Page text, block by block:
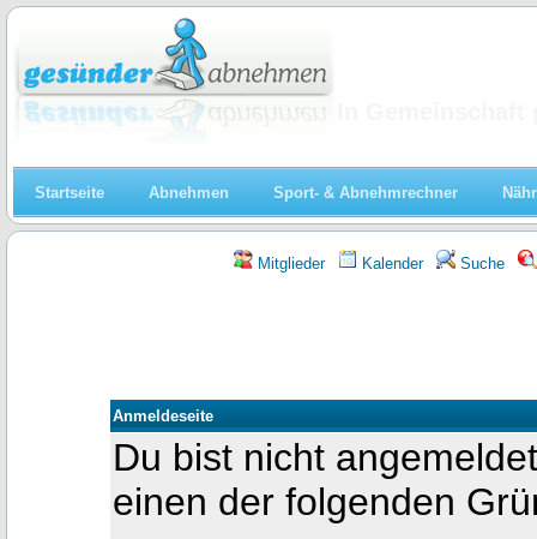
Startseite Abnehmen Sport- & Abnehmrechner
Mitglieder Kalender Suche
Anmeldeseite
Du bist nicht
einen der folgenden